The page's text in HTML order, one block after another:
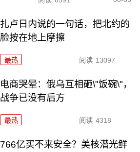
扎卢日内说的一句话，把北约的
脸按在地上摩擦
最热 阅读 13097
电商哭晕：俄乌互相砸\"饭碗\"，
战争已没有后方
最热 阅读 4318
766亿买不来安全？美核潜光鲜